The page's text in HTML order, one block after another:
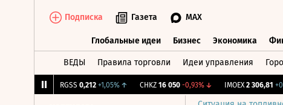
Подписка Газета MAX
Глобальные идеи Бизнес Экономика
ВЕДЫ Правила торговли Идеи управления
RGSS 0,212 +1,05%↑ CHKZ 16 050 -0,93%↓ IMOEX 2 306,81